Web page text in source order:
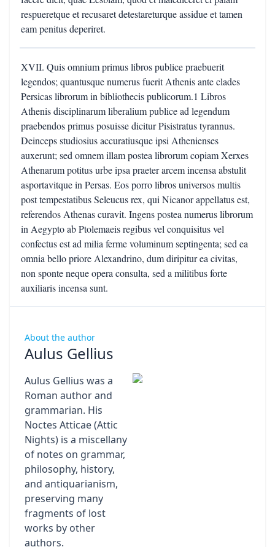
respueretque et recusaret detestareturque assidue et tamen
eam penitus deperiret.
XVII. Quis omnium primus libros publice praebuerit
legendos; quantusque numerus fuerit Athenis ante clades
Persicas librorum in bibliothecis publicorum.1 Libros
Athenis disciplinarum liberalium publice ad legendum
praebendos primus posuisse dicitur Pisistratus tyrannus.
Deinceps studiosius accuratiusque ipsi Athenienses
auxerunt; sed omnem illam postea librorum copiam Xerxes
Athenarum potitus urbe ipsa praeter arcem incensa abstulit
asportavitque in Persas. Eos porro libros universos multis
post tempestatibus Seleucus rex, qui Nicanor appellatus est,
referendos Athenas curavit. Ingens postea numerus librorum
in Aegypto ab Ptolemaeis regibus vel conquisitus vel
confectus est ad milia ferme voluminum septingenta; sed ea
omnia bello priore Alexandrino, dum diripitur ea civitas,
non sponte neque opera consulta, sed a militibus forte
auxiliaris incensa sunt.
About the author
Aulus Gellius
Aulus Gellius was a
Roman author and
grammarian. His
Noctes Atticae (Attic
Nights) is a miscellany
of notes on grammar,
philosophy, history,
and antiquarianism,
preserving many
fragments of lost
works by other
authors.